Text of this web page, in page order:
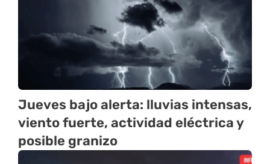
Jueves bajo alerta: lluvias intensas,
viento fuerte, actividad eléctrica y
posible granizo